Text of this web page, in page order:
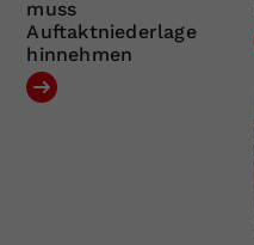
muss
Auftaktniederlage
hinnehmen